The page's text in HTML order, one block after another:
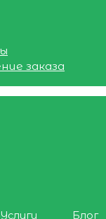
заказа
Услуги Блог